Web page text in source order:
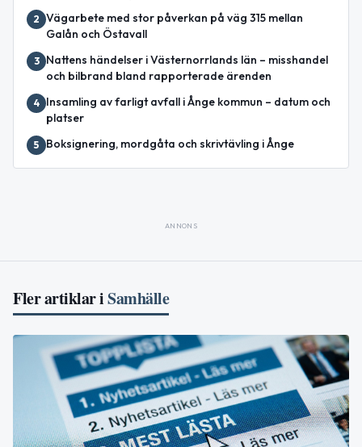
2 Vägarbete med stor påverkan på väg 315 mellan
Galån och Östavall
3
Nattens händelser i Västernorrlands län – misshandel
och bilbrand bland rapporterade ärenden
4
Insamling av farligt avfall i Ånge kommun – datum och
platser
5 Boksignering, mordgåta och skrivtävling i Ånge
ANNONS
Fler artiklar iSamhälle